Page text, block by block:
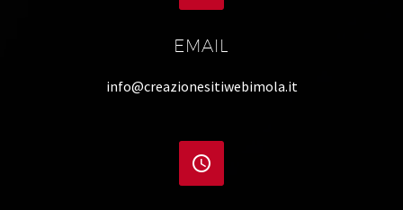
EMAIL
info@creazionesitiwebimola.it

